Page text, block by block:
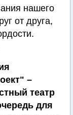
нашего
от друга,
–
театр
для